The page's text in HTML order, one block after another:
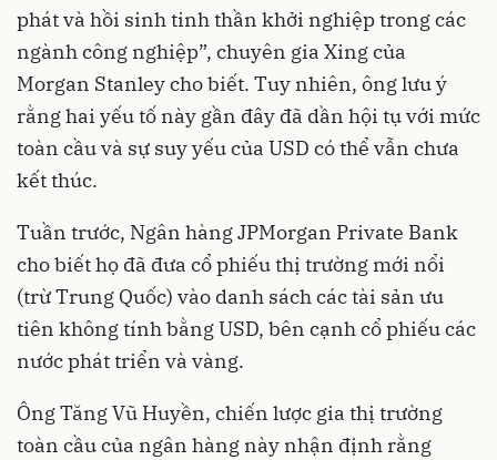
phát và hồi sinh tinh thần khởi nghiệp trong các
ngành công nghiệp”, chuyên gia Xing của
Morgan Stanley cho biết. Tuy nhiên, ông lưu ý
rằng hai yếu tố này gần đây đã dần hội tụ với mức
toàn cầu và sự suy yếu của USD có thể vẫn chưa
kết thúc.
Tuần trước, Ngân hàng JPMorgan Private Bank
cho biết họ đã đưa cổ phiếu thị trường mới nổi
(trừ Trung Quốc) vào danh sách các tài sản ưu
tiên không tính bằng USD, bên cạnh cổ phiếu các
nước phát triển và vàng.
Ông Tăng Vũ Huyền, chiến lược gia thị trường
toàn cầu của ngân hàng này nhận định rằng